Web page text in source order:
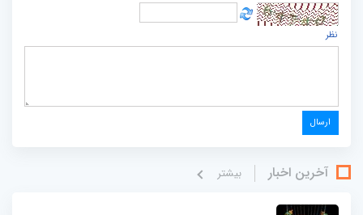
نظر
آخرین اخبار بيشتر